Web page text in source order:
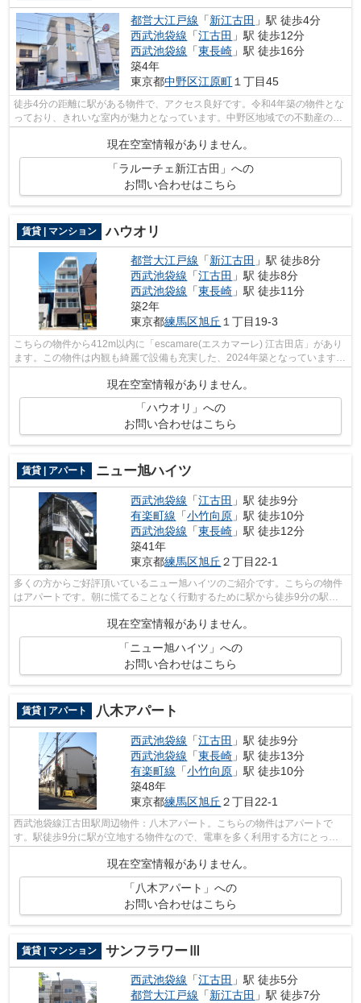
都営大江戸線 「新江古田 」駅 徒歩4分
西武池袋線 「江古田 」駅 徒歩12分
西武池袋線 「東長崎 」駅 徒歩16分
築4年
東京都中野区江原町１丁目45
徒歩4分の距離に駅がある物件で、アクセス良好です。令和4年築の物件とな
っており、きれいな室内が魅力となっています。中野区地域での不動産のこ
となら、当社へお任せください。お問...
現在空室情報がありません。
「ラルーチェ新江古田」への
お問い合わせはこちら
賃貸 | マンション ハウオリ
都営大江戸線 「新江古田 」駅 徒歩8分
西武池袋線 「江古田 」駅 徒歩8分
西武池袋線 「東長崎 」駅 徒歩11分
築2年
東京都練馬区旭丘 １丁目19-3
こちらの物件から412m以内に「escamare(エスカマーレ) 江古田店」があり
ます。この物件は内観も綺麗で設備も充実した、2024年築となっています。
好評の駅近物件となっており、駅より徒...
現在空室情報がありません。
「ハウオリ」への
お問い合わせはこちら
賃貸 | アパート ニュー旭ハイツ
西武池袋線 「江古田 」駅 徒歩9分
有楽町線 「小竹向原 」駅 徒歩10分
西武池袋線 「東長崎 」駅 徒歩12分
築41年
東京都練馬区旭丘 ２丁目22-1
多くの方からご好評頂いているニュー旭ハイツのご紹介です。こちらの物件
はアパートです。朝に慌てることなく行動するために駅から徒歩9分の駅近
現在空室情報がありません。
「ニュー旭ハイツ」への
お問い合わせはこちら
賃貸 | アパート 八木アパート
西武池袋線 「江古田 」駅 徒歩9分
西武池袋線 「東長崎 」駅 徒歩13分
有楽町線 「小竹向原 」駅 徒歩10分
築48年
東京都練馬区旭丘 ２丁目22-1
西武池袋線江古田駅周辺物件：八木アパート。こちらの物件はアパートで
す。駅徒歩9分に駅が立地する物件なので、電車を多く利用する方にとって
現在空室情報がありません。
「八木アパート」への
お問い合わせはこちら
賃貸 | マンション サンフラワーⅢ
西武池袋線 「江古田 」駅 徒歩5分
都営大江戸線 「新江古田 」駅 徒歩7分